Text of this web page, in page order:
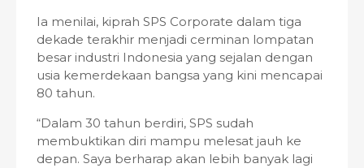
Ia menilai, kiprah SPS Corporate dalam tiga
dekade terakhir menjadi cerminan lompatan
besar industri Indonesia yang sejalan dengan
usia kemerdekaan bangsa yang kini mencapai
80 tahun.
“Dalam 30 tahun berdiri, SPS sudah
membuktikan diri mampu melesat jauh ke
depan. Saya berharap akan lebih banyak lagi